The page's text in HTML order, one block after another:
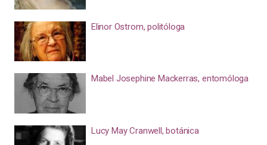
Elinor Ostrom, politóloga
Mabel Josephine Mackerras, entomóloga
Lucy May Cranwell, botánica